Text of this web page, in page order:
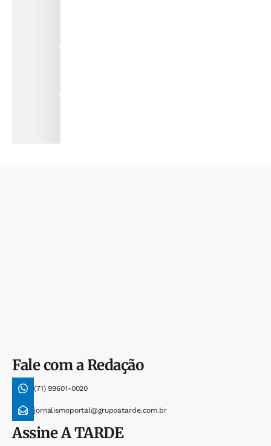
Fale com a Redação
(71) 99601-0020
jornalismoportal@grupoatarde.com.br
AssineA TARDE